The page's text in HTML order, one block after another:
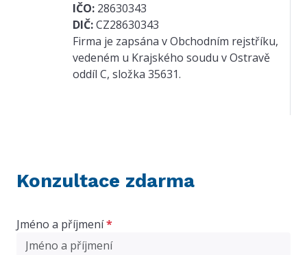
IČO: 28630343
DIČ:CZ28630343
Firma je zapsána v Obchodním rejstříku,
vedeném u Krajského soudu v Ostravě
oddíl C, složka 35631.
Konzultace zdarma
Jméno a příjmení*